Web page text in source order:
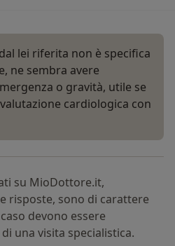
lei riferita non è specifica
ne sembra avere
o gravità, utile se
cardiologica con
su MioDottore.it,
risposte, sono di carattere
devono essere
una visita specialistica.